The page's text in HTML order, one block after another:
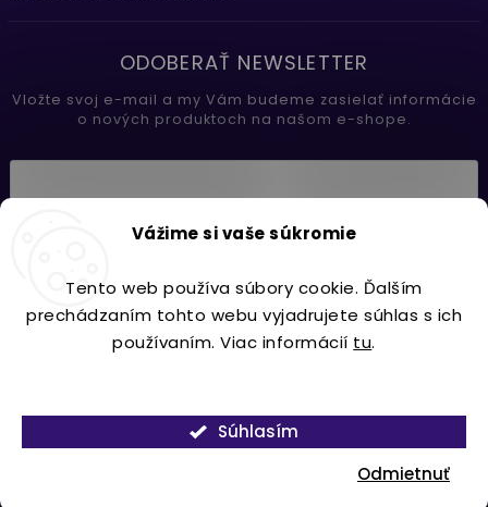
Vážime si vaše súkromie
Tento web používa súbory cookie. Ďalším
prechádzaním tohto webu vyjadrujete súhlas s ich
používaním. Viac informácií tu.
Odmietnuť
Súhlasím
ODOBERAŤ NEWSLETTER
Vložte svoj e-mail a my Vám budeme zasielať informácie
o nových produktoch na našom e-shope.
Prihlásiť sa
Copyright 2026Lavdecor.sk. Všetky práva vyhradené.
VytvořilShoptet| DesignShoptak.cz.